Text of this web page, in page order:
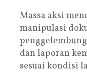
Massa aksi
manipulasi
dan laporan
sesuai kondisi